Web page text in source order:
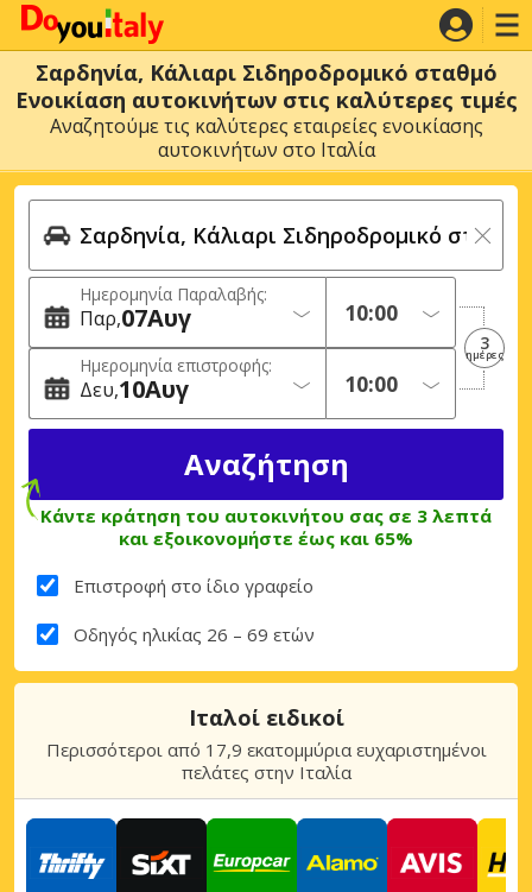
Σαρδηνία, Κάλιαρι Σιδηροδρομικό σταθμό
Ενοικίαση αυτοκινήτων στις καλύτερες τιμές
Αναζητούμε τις καλύτερες εταιρείες ενοικίασης
αυτοκινήτων στο Ιταλία
Ημερομηνία Παραλαβής:
Παρ 07Αυγ
Ημερομηνία επιστροφής:
Δευ 10Αυγ
3
ημέρες
Κάντε κράτηση του αυτοκινήτου σας σε 3 λεπτά
και εξοικονομήστε έως και 65%
Επιστροφή στο ίδιο γραφείο
Οδηγός ηλικίας 26 – 69 ετών
Ιταλοί ειδικοί
Περισσότεροι από 17,9 εκατομμύρια ευχαριστημένοι
πελάτες στην Ιταλία